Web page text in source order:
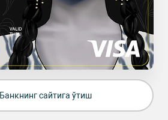
Банкнинг сайтига ўтиш